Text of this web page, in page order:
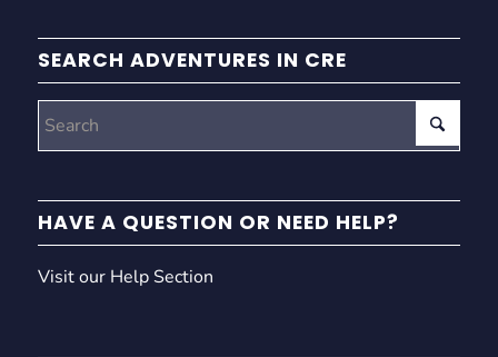
SEARCH ADVENTURES IN CRE
HAVE A QUESTION OR NEED HELP?
Visit our Help Section